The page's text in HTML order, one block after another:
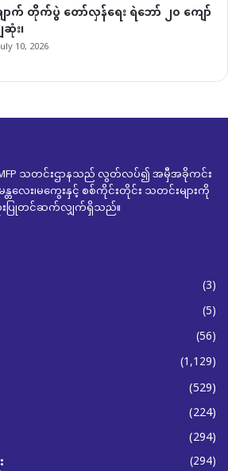
ာက် တိုက်ပွဲ တော်လှန်ရေး ရဲဘော် ၂၀ ကျော်
း၊
10, 2026
- MFP သတင်းဌာနသည် လွတ်လပ်၍ အမှီအခိုကင်း
န္တလေး၊မကွေးနှင့် စစ်ကိုင်းတိုင်း သတင်းများကို
ပြုတင်ဆက်လျှက်ရှိသည်။
(3)
(5)
(56)
(1,129)
(529)
(224)
(294)
(294)